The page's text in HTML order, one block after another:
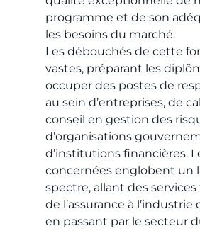
programme et de son
les besoins du marché.
Les débouchés de cette
vastes, préparant les
occuper des postes de
au sein d’entreprises, de
conseil en gestion des
d’organisations
d’institutions financières.
concernées englobent un
spectre, allant des
de l’assurance à
en passant par le secteur